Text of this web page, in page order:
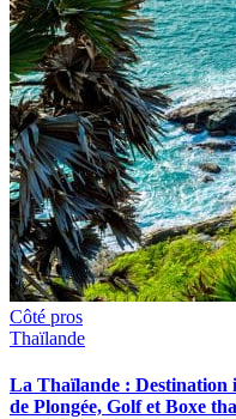
Côté pros
Thaïlande
La Thaïlande : Destination
de Plongée, Golf et Boxe